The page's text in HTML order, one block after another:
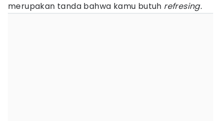
merupakan tanda bahwa kamu butuh refresing.